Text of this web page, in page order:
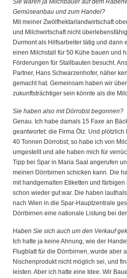
Sie waren ja Milchbauer auf dem
Gemüseanbau und zum Handel?
Mit meiner Zwölfhektarlandwirtschaft
und Milchwirtschaft nicht
Durmont als Hilfsarbeiter tätig und dann
einen Milchstall für 50 Kühe bauen und
Förderungen für Stallbauten besucht.
Partner, Hans Schwarzenhofer, näher
gemacht hat. Gemeinsam haben wir
zukunftsträchtiger sein könnte als die
Sie haben also mit Dörrobst begonnen?
Genau. Ich habe damals 15 Faxe an
geantwortet: die Firma Ölz. Und
40 Tonnen Dörrobst; so habe ich von
umgestellt und alle haben mich für
Tipp bei Spar in Maria Saal angerufen
meinen Dörrbirnen schicken kann. Die
mit handgemalten Etiketten und
schon wieder gut war. Die haben
nach Wien in die Spar-Hauptzentrale
Dörrbirnen eine nationale Listung bei
Haben Sie sich auch um den Verkauf
Ich hatte ja keine Ahnung, wie der
Flugblatt für die Dörrbirnen, wurde aber
Nischenprodukt nicht möglich sei, und
leisten. Aber ich hatte eine Idee. Wir